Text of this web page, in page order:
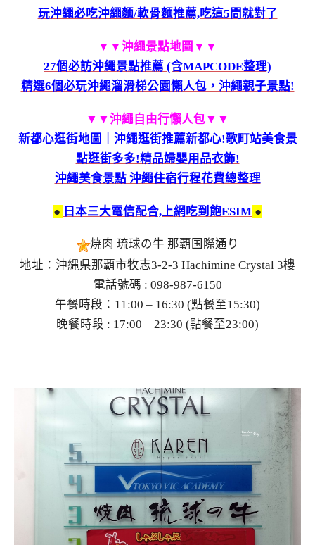
玩沖繩必吃沖繩麵/軟骨麵推薦,吃這5間就對了
▼▼沖繩景點地圖 ▼▼
27個必訪沖繩景點推薦 (含MAPCODE整理)
精選6個必玩沖繩溜滑梯公園懶人包，沖繩親子景點!
▼▼沖繩自由行懶人包▼▼
新都心逛街地圖｜沖繩逛街推薦新都心!歌町站美食景
點逛街多多!精品婦嬰用品衣飾!
沖繩美食景點 沖繩住宿行程花費總整理
● 日本三大電信配合,上網吃到飽ESIM ●
焼肉 琉球の牛 那覇国際通り
地址：沖縄県那覇市牧志3-2-3 Hachimine Crystal 3樓
電話號碼 : 098-987-6150
午餐時段：11:00 – 16:30 (點餐至15:30)
晚餐時段 : 17:00 – 23:30 (點餐至23:00)